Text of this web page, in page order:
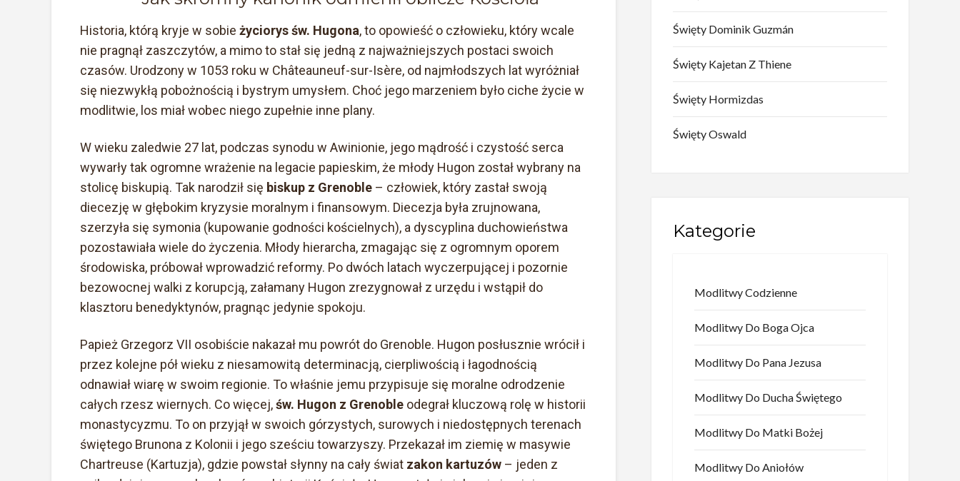
Historia, którą kryje w sobie życiorys św. Hugona, to opowieść o człowieku, który wcale
nie pragnął zaszczytów, a mimo to stał się jedną z najważniejszych postaci swoich
czasów. Urodzony w 1053 roku w Châteauneuf-sur-Isère, od najmłodszych lat wyróżniał
się niezwykłą pobożnością i bystrym umysłem. Choć jego marzeniem było ciche życie w
modlitwie, los miał wobec niego zupełnie inne plany.
W wieku zaledwie 27 lat, podczas synodu w Awinionie, jego mądrość i czystość serca
wywarły tak ogromne wrażenie na legacie papieskim, że młody Hugon został wybrany na
stolicę biskupią. Tak narodził się biskup z Grenoble – człowiek, który zastał swoją
diecezję w głębokim kryzysie moralnym i finansowym. Diecezja była zrujnowana,
szerzyła się symonia (kupowanie godności kościelnych), a dyscyplina duchowieństwa
pozostawiała wiele do życzenia. Młody hierarcha, zmagając się z ogromnym oporem
środowiska, próbował wprowadzić reformy. Po dwóch latach wyczerpującej i pozornie
bezowocnej walki z korupcją, załamany Hugon zrezygnował z urzędu i wstąpił do
klasztoru benedyktynów, pragnąc jedynie spokoju.
Papież Grzegorz VII osobiście nakazał mu powrót do Grenoble. Hugon posłusznie wrócił i
przez kolejne pół wieku z niesamowitą determinacją, cierpliwością i łagodnością
odnawiał wiarę w swoim regionie. To właśnie jemu przypisuje się moralne odrodzenie
całych rzesz wiernych. Co więcej,św. Hugon z Grenoble odegrał kluczową rolę w historii
monastycyzmu. To on przyjął w swoich górzystych, surowych i niedostępnych terenach
świętego Brunona z Kolonii i jego sześciu towarzyszy. Przekazał im ziemię w masywie
Chartreuse (Kartuzja), gdzie powstał słynny na cały świat zakon kartuzów – jeden z
Święty Dominik Guzmán
Święty Kajetan Z Thiene
Święty Hormizdas
Święty Oswald
Kategorie
Modlitwy Codzienne
Modlitwy Do Boga Ojca
Modlitwy Do Pana Jezusa
Modlitwy Do Ducha Świętego
Modlitwy Do Matki Bożej
Modlitwy Do Aniołów